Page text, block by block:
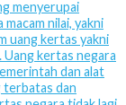
menyerupai
nilai, yakni
uang kertas yakni
Uang kertas negara
dan alat
terbatas dan